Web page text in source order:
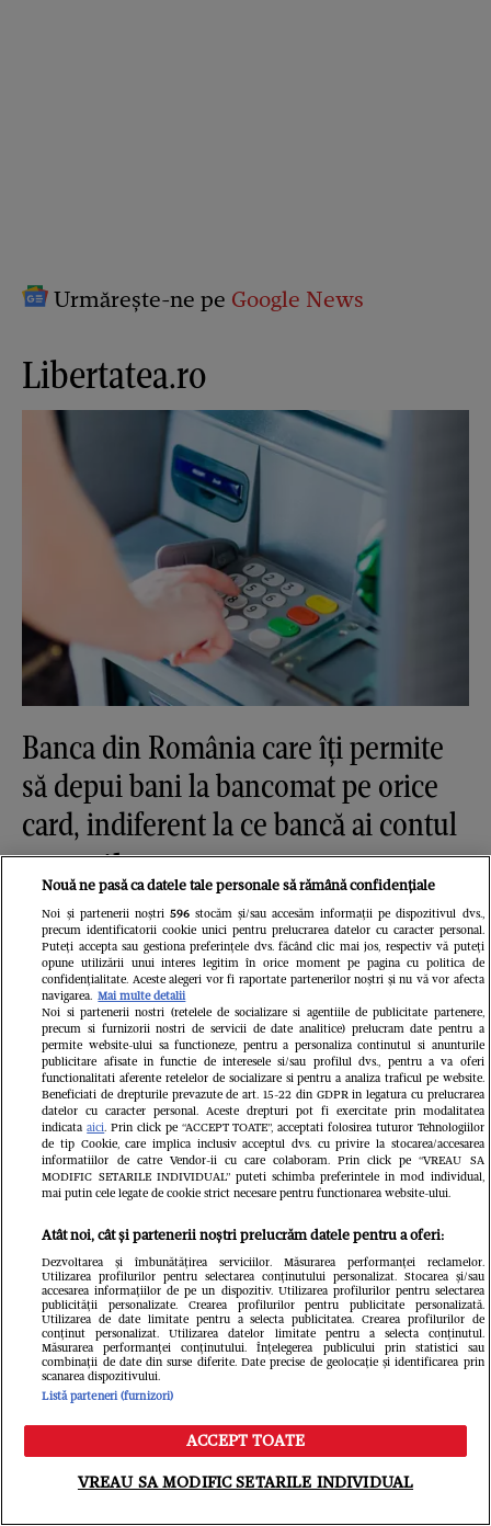
Urmărește-ne pe Google News
Libertatea.ro
Banca din România care îți permite
să depui bani la bancomat pe orice
card, indiferent la ce bancă ai contul
Fanatik
Unde au dispărut ofertele de transfer
pentru Ștefan Baiaram? „L-am
propus acum doi ani la Anderlecht!”
GSP.ro
Meniu Caută
Nouă ne pasă ca datele tale personale să rămână confidențiale
Noi și partenerii noștri 596stocăm și/sau accesăm informații pe dispozitivul dvs.,
precum identificatorii cookie unici pentru prelucrarea datelor cu caracter personal.
Puteți accepta sau gestiona preferințele dvs. făcând clic mai jos, respectiv vă puteți
opune utilizării unui interes legitim în orice moment pe pagina cu politica de
confidențialitate. Aceste alegeri vor fi raportate partenerilor noștri și nu vă vor afecta
navigarea. Mai multe detalii
Noi si partenerii nostri (retelele de socializare si agentiile de publicitate partenere,
precum si furnizorii nostri de servicii de date analitice) prelucram date pentru a
permite website-ului sa functioneze, pentru a personaliza continutul si anunturile
publicitare afisate in functie de interesele si/sau profilul dvs., pentru a va oferi
functionalitati aferente retelelor de socializare si pentru a analiza traficul pe website.
Beneficiati de drepturile prevazute de art. 15-22 din GDPR in legatura cu prelucrarea
datelor cu caracter personal. Aceste drepturi pot fi exercitate prin modalitatea
indicataaici. Prin click pe “ACCEPT TOATE”, acceptati folosirea tuturor Tehnologiilor
de tip Cookie, care implica inclusiv acceptul dvs. cu privire la stocarea/accesarea
informatiilor de catre Vendor-ii cu care colaboram. Prin click pe “VREAU SA
MODIFIC SETARILE INDIVIDUAL” puteti schimba preferintele in mod individual,
mai putin cele legate de cookie strict necesare pentru functionarea website-ului.
Atât noi, cât și partenerii noștri prelucrăm datele pentru a oferi:
Dezvoltarea și îmbunătățirea serviciilor. Măsurarea performanței reclamelor.
Utilizarea profilurilor pentru selectarea conținutului personalizat. Stocarea și/sau
accesarea informațiilor de pe un dispozitiv. Utilizarea profilurilor pentru selectarea
publicității personalizate. Crearea profilurilor pentru publicitate personalizată.
Utilizarea de date limitate pentru a selecta publicitatea. Crearea profilurilor de
conținut personalizat. Utilizarea datelor limitate pentru a selecta conținutul.
Măsurarea performanței conținutului. Înțelegerea publicului prin statistici sau
combinații de date din surse diferite. Date precise de geolocație și identificarea prin
scanarea dispozitivului.
Listă parteneri (furnizori)
ACCEPT TOATE
VREAU SA MODIFIC SETARILE INDIVIDUAL